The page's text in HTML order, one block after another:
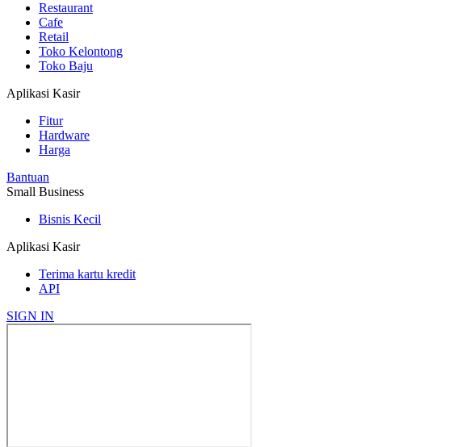
Restaurant
Cafe
Retail
Toko Kelontong
Toko Baju
Aplikasi Kasir
Fitur
Hardware
Harga
Bantuan
Small Business
Bisnis Kecil
Aplikasi Kasir
Terima kartu kredit
API
SIGN IN